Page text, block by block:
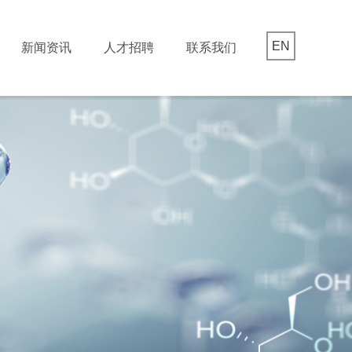
新闻资讯 人才招聘 联系我们 EN